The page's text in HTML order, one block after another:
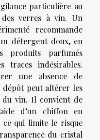
particulière au
verres à vin. Un
recommande
détergent doux, en
produits parfumés
traces indésirables.
une absence de
dépôt peut altérer les
du vin. Il convient de
d’un chiffon en
qui limite le risque
du cristal